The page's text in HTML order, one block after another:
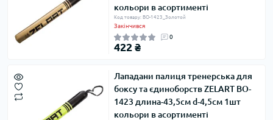
кольори в асортименті
Код товару: BO-1423_Золотой
Закінчився
0
422 ₴
Лападани палиця тренерська для
боксу та єдиноборств ZELART BO-
1423 длина-43,5см d-4,5см 1шт
кольори в асортименті